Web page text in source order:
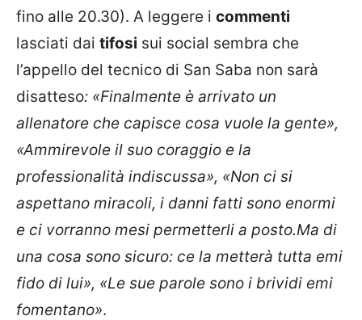
fino alle 20.30). A leggere i commenti
lasciati dai tifosi sui social sembra che
l’appello del tecnico di San Saba non sarà
disatteso: «Finalmente è arrivato un
allenatore che capisce cosa vuole la gente»,
«Ammirevole il suo coraggio e la
professionalità indiscussa», «Non ci si
aspettano miracoli, i danni fatti sono enormi
e ci vorranno mesi permetterli a posto.Ma di
una cosa sono sicuro: ce la metterà tutta emi
fido di lui», «Le sue parole sono i brividi emi
fomentano».